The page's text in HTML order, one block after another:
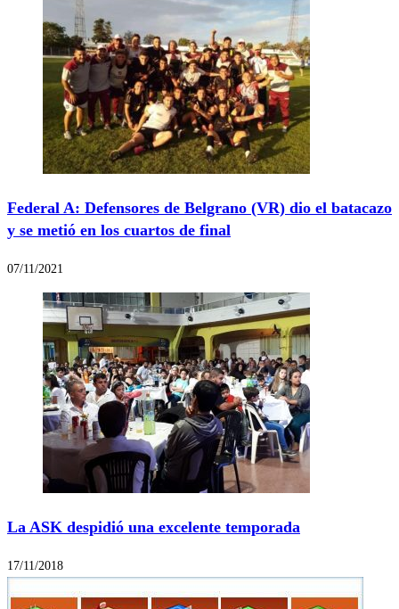
Federal A: Defensores de Belgrano (VR) dio el batacazo
y se metió en los cuartos de final
07/11/2021
La ASK despidió una excelente temporada
17/11/2018